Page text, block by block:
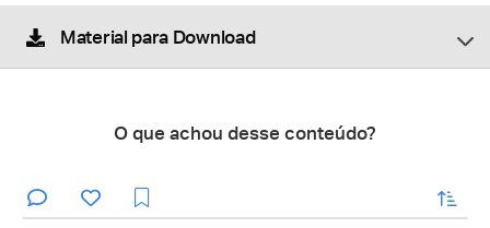
Material para Download
O que achou desse conteúdo?
enviar